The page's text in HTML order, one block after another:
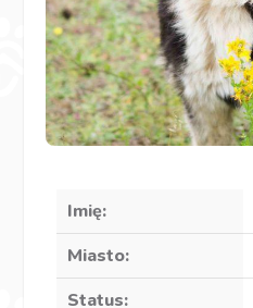
Imię:
Miasto:
Status: